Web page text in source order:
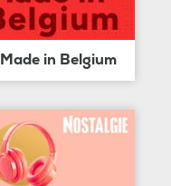
Made in Belgium